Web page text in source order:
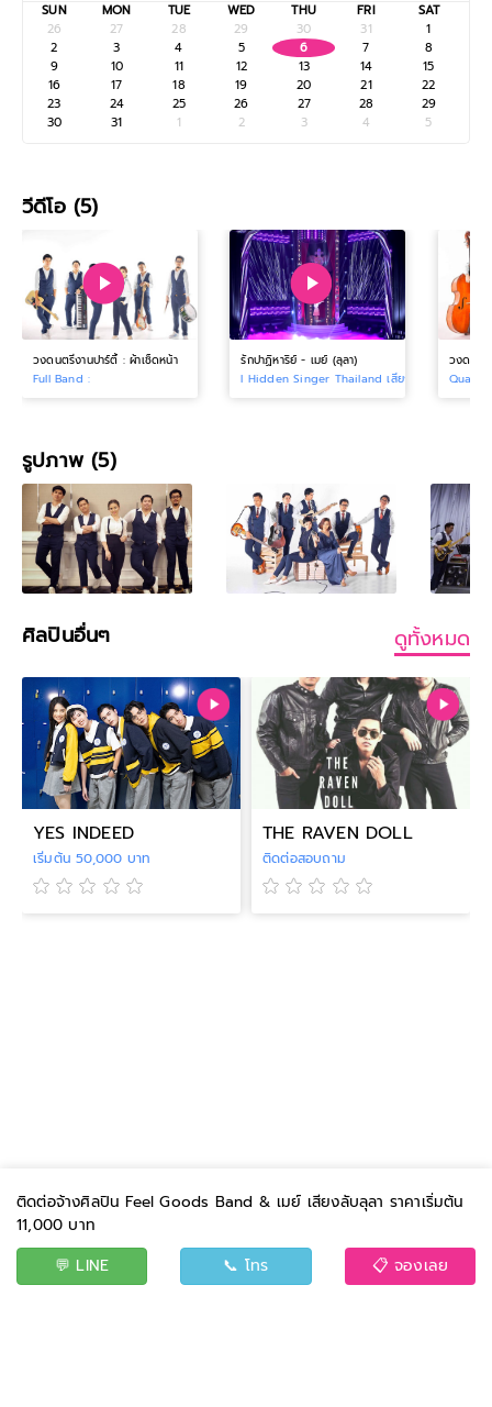
SUN MON TUE WED THU FRI
SAT
26
27 28 29 30 31
1
2
3 4 5 6 7
8
9
10 11 12 13 14
15
16
17 18 19 20 21
22
23
24 25 26 27 28
29
30
31 1 2 3 4 5
วีดีโอ (5)
วงดนตรีงานปาร์ตี้ : ผ้าเช็ดหน้า
Full Band :
รักปาฏิหาริย์ - เมย์ (ลุลา)
l Hidden Singer Thailand เสียงลับจับไมค์ :
รูปภาพ (5)
ศิลปินอื่นๆ ดูทั้งหมด
YES INDEED
เริ่มต้น 50,000 บาท
THE RAVEN DOLL
ติดต่อสอบถาม
ติดต่อจ้างศิลปิน Feel Goods Band & เมย์ เสียงลับลุลา ราคาเริ่มต้น
11,000 บาท
💬 LINE
📞 โทร 📋 จองเลย